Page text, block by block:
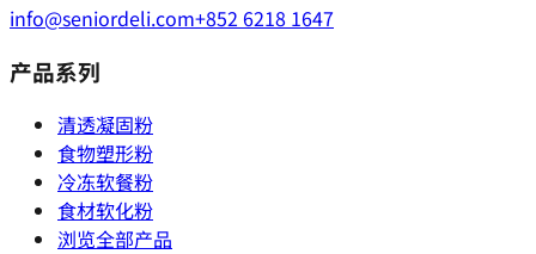
info@seniordeli.com+852 6218 1647
产品系列
清透凝固粉
食物塑形粉
冷冻软餐粉
食材软化粉
浏览全部产品